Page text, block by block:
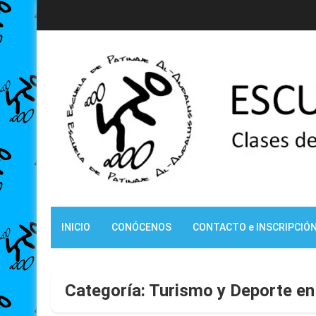
to
Escuela de patinaje Al-
INICIO CONÓCENOS CONTACTO e INSCRIPCIÓN
Categoría: Turismo y Deporte